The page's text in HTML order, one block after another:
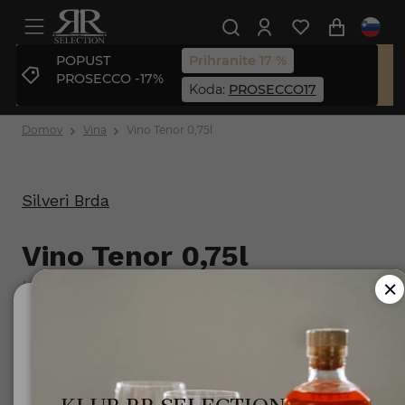
POPUST
PROSECCO -17%
Prihranite 17 %
Koda: PROSECCO17
Domov Vina Vino Tenor 0,75l
Silveri Brda
Vino Tenor 0,75l
Št. izdelka: 3830050630226
Za uporabo te spletne strani morate biti polnoletni.
Minister za zdravje opozarja: Prekomerno pitje alkohola